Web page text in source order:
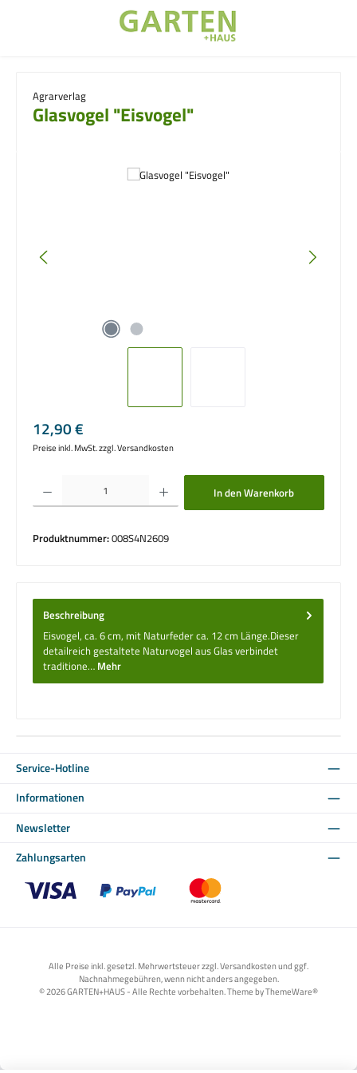
Agrarverlag
Glasvogel "Eisvogel"
Bildergalerie überspringen
Regulärer Preis:
12,90 €
Preise inkl. MwSt. zzgl. Versandkosten
Produkt Anzahl: Gib den gewünschten Wert ein oder benutze die Schaltflächen um
In den Warenkorb
Produktnummer:008S4N2609
Beschreibung
Eisvogel, ca. 6 cm, mit Naturfeder ca. 12 cm Länge.Dieser
detailreich gestaltete Naturvogel aus Glas verbindet
traditione… Mehr
Service-Hotline
Informationen
Newsletter
Zahlungsarten
Alle Preise inkl. gesetzl. Mehrwertsteuer zzgl. Versandkosten und ggf.
Nachnahmegebühren, wenn nicht anders angegeben.
© 2026 GARTEN+HAUS - Alle Rechte vorbehalten. Theme byThemeWare®